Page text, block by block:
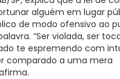
alguém em lugar
de modo ofensivo ao
“Ser violada, ser
te espremendo com
comparado a uma mera